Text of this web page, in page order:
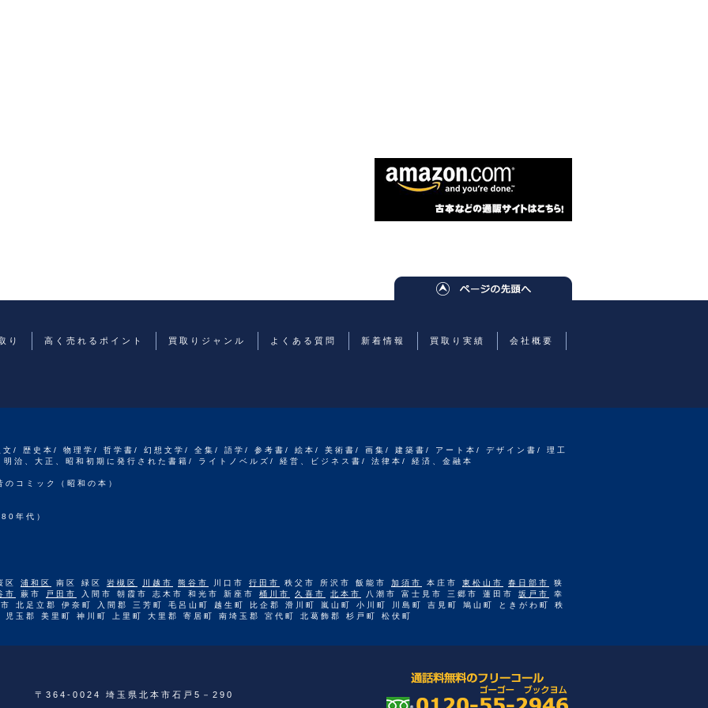
り 高く売れるポイント 買取りジャンル よくある質問 新着情報 買取り実績 会社概要
/ 歴史本/ 物理学/ 哲学書/ 幻想文学/ 全集/ 語学/ 参考書/ 絵本/ 美術書/ 画集/ 建築書/ アート本/ デザイン書/ 理工
、大正、昭和初期に発行された書籍/ ライトノベルズ/ 経営、ビジネス書/ 法律本/ 経済、金融本
コミック（昭和の本）
年代）
区 浦和区 南区 緑区 岩槻区 川越市 熊谷市 川口市 行田市 秩父市 所沢市 飯能市 加須市 本庄市 東松山市 春日部市
狭
市 蕨市 戸田市 入間市 朝霞市 志木市 和光市 新座市 桶川市 久喜市 北本市 八潮市 富士見市 三郷市 蓮田市 坂戸市
幸
北足立郡 伊奈町 入間郡 三芳町 毛呂山町 越生町 比企郡 滑川町 嵐山町 小川町 川島町 吉見町 鳩山町 ときがわ町 秩
玉郡 美里町 神川町 上里町 大里郡 寄居町 南埼玉郡 宮代町 北葛飾郡 杉戸町 松伏町
〒364-0024 埼玉県北本市石戸5－290